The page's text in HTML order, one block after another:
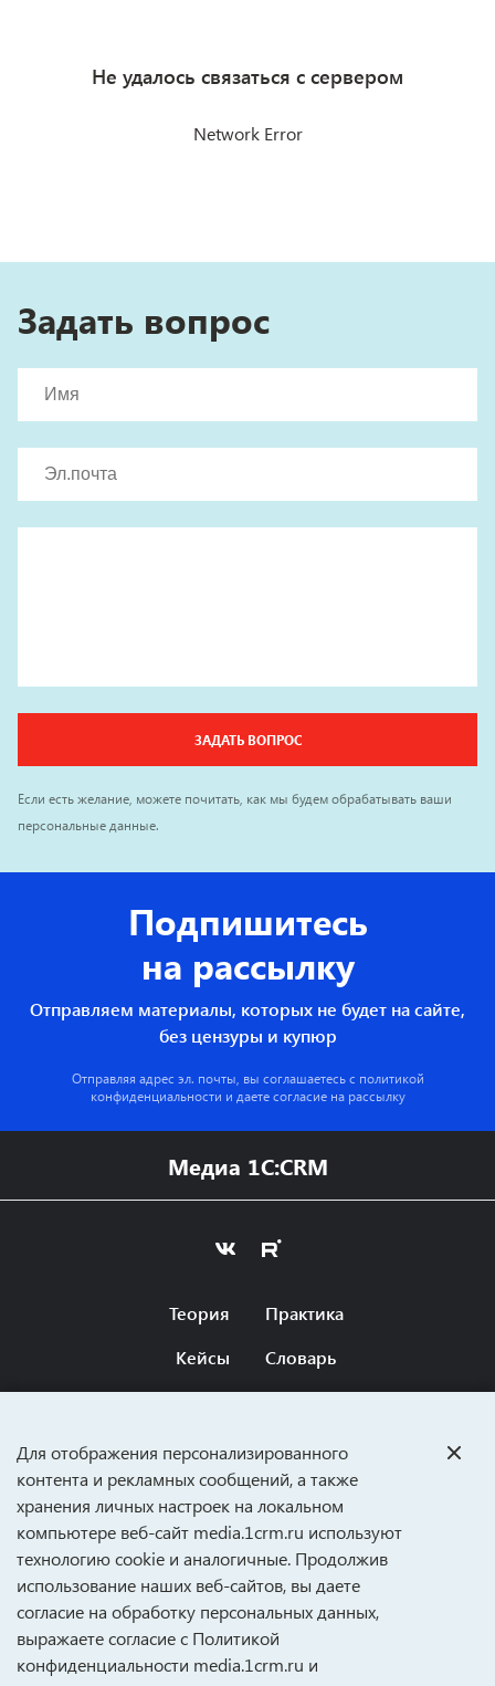
Не удалось связаться с сервером
Network Error
Задать вопрос
ЗАДАТЬ ВОПРОС
Если есть желание, можете почитать, как мы будем обрабатывать ваши
персональные данные.
Подпишитесь
на рассылку
Отправляем материалы, которых не будет на сайте,
без цензуры и купюр
Отправляя адрес эл. почты, вы соглашаетесь с политикой
конфиденциальности и даете согласие на рассылку
Медиа 1C:CRM
CRM ДЛЯ БИЗНЕСА
media@1crm.ru
+7 (495) 989-47-82
127434, Москва, Дмитровское шоссе, 9Б
Теория
Практика
Кейсы
Словарь
Политика конфиденциальности © 2006–2026 «1С-Рарус».
Для отображения персонализированного
контента и рекламных сообщений, а также
хранения личных настроек на локальном
компьютере веб‑сайт media.1crm.ru используют
технологию cookie и аналогичные. Продолжив
использование наших веб‑сайтов, вы даете
согласие на обработку персональных данных,
выражаете согласие с Политикой
конфиденциальности media.1crm.ru и